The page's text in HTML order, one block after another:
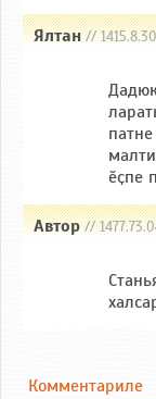
Ялтан//
ӗҫпе
Автор//
Комментариле